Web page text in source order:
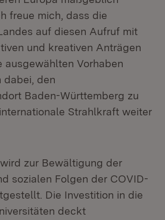
freue mich, dass die
auf diesen Aufruf mit
und kreativen Anträgen
ausgewählten Vorhaben
dabei, den
Baden-Württemberg zu
Strahlkraft weiter
zur Bewältigung der
sozialen Folgen der COVID-
Die Investition in die
deckt